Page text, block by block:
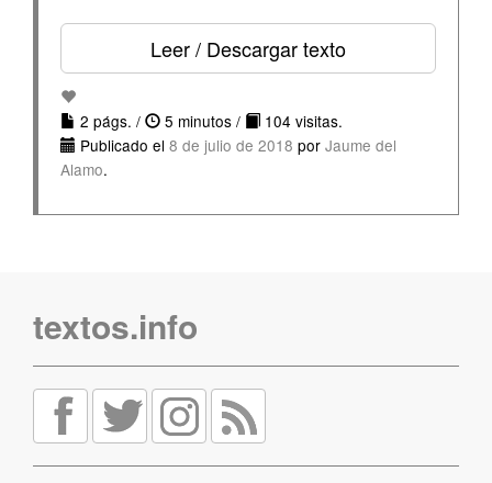
Leer / Descargar texto
2 págs. / 5 minutos /
104 visitas.
Publicado el 8 de julio de 2018 por Jaume del
Alamo.
textos.info